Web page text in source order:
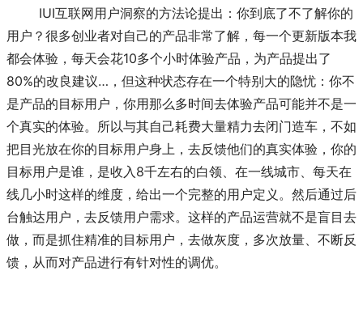
用户？很多创业者对自己的产品非常了解，每一个更新版本我
都会体验，每天会花10多个小时体验产品，为产品提出了
80%的改良建议…，但这种状态存在一个特别大的隐忧：你不
是产品的目标用户，你用那么多时间去体验产品可能并不是一
个真实的体验。所以与其自己耗费大量精力去闭门造车，不如
把目光放在你的目标用户身上，去反馈他们的真实体验，你的
目标用户是谁，是收入8千左右的白领、在一线城市、每天在
线几小时这样的维度，给出一个完整的用户定义。然后通过后
台触达用户，去反馈用户需求。这样的产品运营就不是盲目去
做，而是抓住精准的目标用户，去做灰度，多次放量、不断反
馈，从而对产品进行有针对性的调优。